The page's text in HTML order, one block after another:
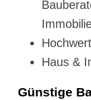
Haus &
Günstige